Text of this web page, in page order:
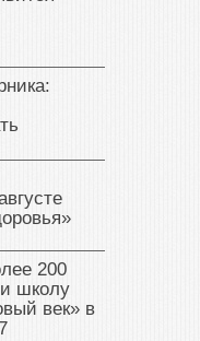
200
школу
век» в